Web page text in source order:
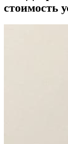
стоимость